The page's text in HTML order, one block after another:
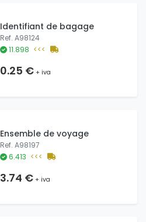
Identifiant de bagage
Ref. A98124
11.898 <<<
0.25 €+ iva
Ensemble de voyage
Ref. A98197
6.413 <<<
3.74 €+ iva